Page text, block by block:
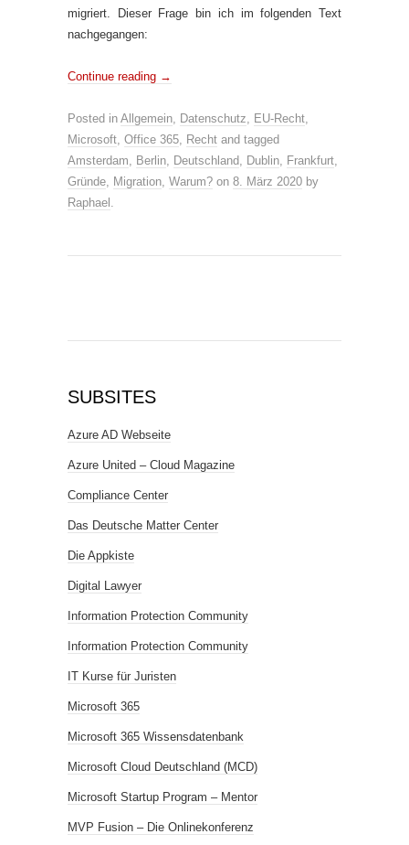
migriert. Dieser Frage bin ich im folgenden Text
nachgegangen:
Continue reading →
Posted in Allgemein, Datenschutz, EU-Recht,
Microsoft, Office 365, Recht and tagged
Amsterdam, Berlin, Deutschland, Dublin, Frankfurt,
Gründe, Migration, Warum? on 8. März 2020 by
Raphael .
SUBSITES
Azure AD Webseite
Azure United – Cloud Magazine
Compliance Center
Das Deutsche Matter Center
Die Appkiste
Digital Lawyer
Information Protection Community
Information Protection Community
IT Kurse für Juristen
Microsoft 365
Microsoft 365 Wissensdatenbank
Microsoft Cloud Deutschland (MCD)
Microsoft Startup Program – Mentor
MVP Fusion – Die Onlinekonferenz